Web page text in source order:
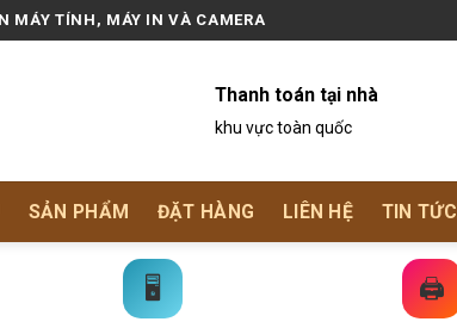
MÁY TÍNH, MÁY IN VÀ CAMERA
Thanh toán tại nhà
khu vực toàn quốc
SẢN PHẨM ĐẶT HÀNG LIÊN HỆ TIN TỨC
🖥️ 🖨️